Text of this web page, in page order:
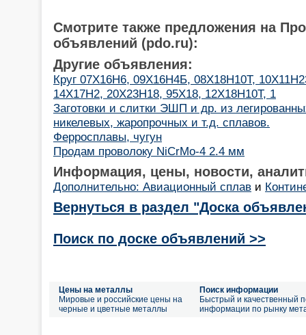
Смотрите также предложения на
объявлений (pdo.ru):
Другие объявления:
Круг 07Х16Н6, 09Х16Н4Б, 08Х18Н10Т,
14Х17Н2, 20Х23Н18, 95Х18, 12Х18Н10Т, 1
Заготовки и слитки ЭШП и др. из
никелевых, жаропрочных и т.д. сплавов.
Ферросплавы, чугун
Продам проволоку NiCrMo-4 2.4 мм
Информация, цены, новости,
Дополнительно: Авиационный сплав и
Вернуться в раздел "Доска
Поиск по доске объявлений >>
Цены на металлы
Мировые и российские цены на
черные и цветные металлы
Поиск информации
Быстрый и качественный
информации по рынку